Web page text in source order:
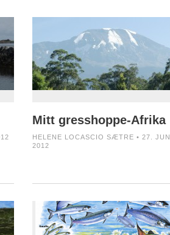
Mitt gresshoppe-Afrika
HELENE LOCASCIO SÆTRE • 27. JUN
2012